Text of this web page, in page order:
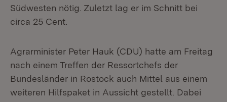
Südwesten nötig. Zuletzt lag er im Schnitt bei
circa 25 Cent.
Agrarminister Peter Hauk (CDU) hatte am Freitag
nach einem Treffen der Ressortchefs der
Bundesländer in Rostock auch Mittel aus einem
weiteren Hilfspaket in Aussicht gestellt. Dabei